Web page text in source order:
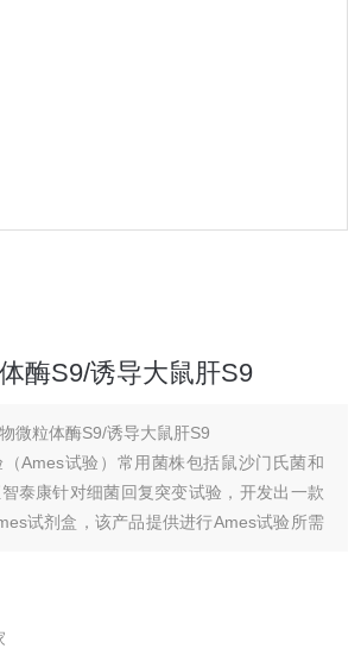
酶S9/诱导大鼠肝S9
微粒体酶S9/诱导大鼠肝S9
Ames试验）常用菌株包括鼠沙门氏菌和
泰康针对细菌回复突变试验，开发出一款
试剂盒，该产品提供进行Ames试验所需
且所有试剂均经过严格的质量检测，菌株